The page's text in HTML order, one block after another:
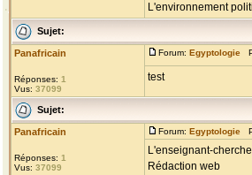
L'environnement
Sujet:
Panafricain
Réponses: 1
Vus: 37099
Forum: Egyptologie
test
Sujet:
Panafricain
Réponses: 1
Vus: 37099
Forum: Egyptologie
L'enseignant-
Rédaction web